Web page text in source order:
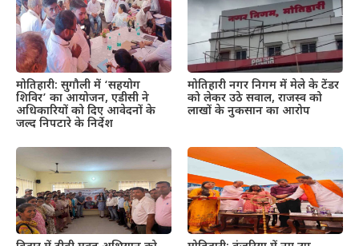
मोतिहारी: सुगौली में ‘सहयोग
शिविर’ का आयोजन, एडीसी ने
अधिकारियों को दिए आवेदनों के
जल्द निपटारे के निर्देश
मोतिहारी नगर निगम में मेले के टेंडर
को लेकर उठे सवाल, राजस्व को
लाखों के नुकसान का आरोप